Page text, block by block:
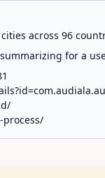
across 96
for a